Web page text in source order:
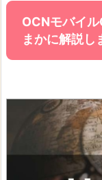
OCNモバイ
まかに解説し